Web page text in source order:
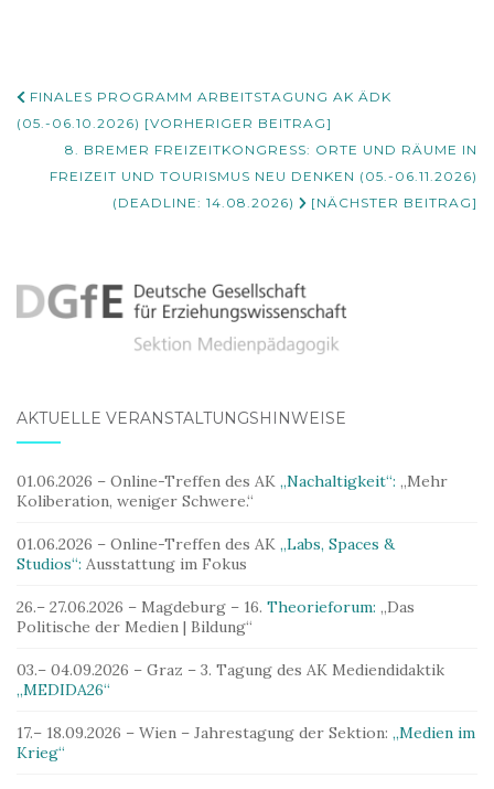
Beitrags-
Navigation
FINALES PROGRAMM ARBEITSTAGUNG AK ÄDK
(05.-06.10.2026) [VORHERIGER BEITRAG]
8. BREMER FREIZEITKONGRESS: ORTE UND RÄUME IN
FREIZEIT UND TOURISMUS NEU DENKEN (05.-06.11.2026)
(DEADLINE: 14.08.2026)
[NÄCHSTER BEITRAG]
AKTUELLE VERANSTALTUNGSHINWEISE
01.06.2026 – Online-Treffen des AK „Nachaltigkeit“: „Mehr
Koliberation, weniger Schwere.“
01.06.2026 – Online-Treffen des AK „Labs, Spaces &
Studios“: Ausstattung im Fokus
26.– 27.06.2026 – Magdeburg – 16. Theorieforum: „Das
Politische der Medien | Bildung“
03.– 04.09.2026 – Graz – 3. Tagung des AK Mediendidaktik
„MEDIDA26“
17.– 18.09.2026 – Wien – Jahrestagung der Sektion: „Medien im
Krieg“